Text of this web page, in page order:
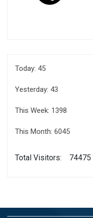
Today: 45
Yesterday: 43
This Week: 1398
This Month: 6045
Total Visitors: 74475